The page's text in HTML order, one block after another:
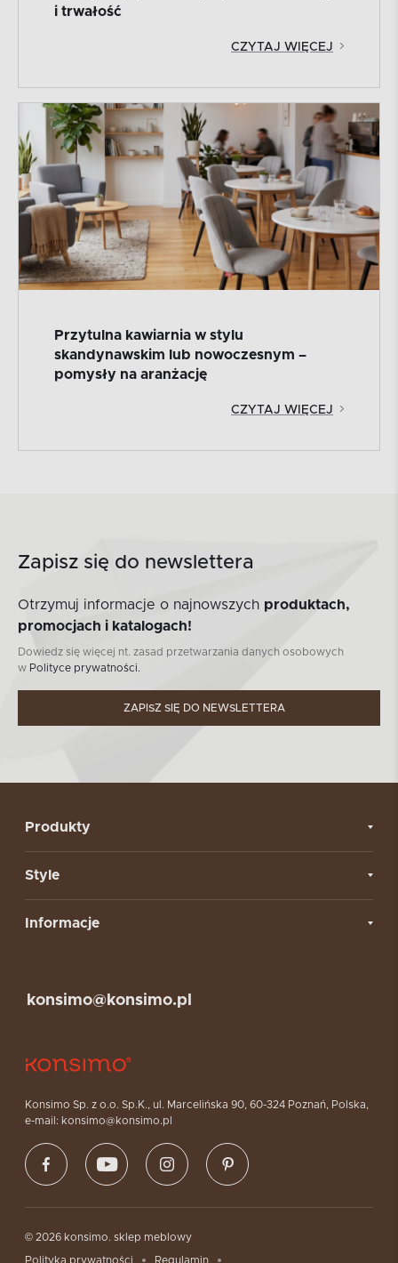
i trwałość
CZYTAJ WIĘCEJ
Przytulna kawiarnia w stylu
skandynawskim lub nowoczesnym –
pomysły na aranżację
CZYTAJ WIĘCEJ
Zapisz się do newslettera
Otrzymuj informacje o najnowszych produktach,
promocjach i katalogach!
Dowiedz się więcej nt. zasad przetwarzania danych osobowych
w Polityce prywatności.
ZAPISZ SIĘ DO NEWSLETTERA
Produkty
Style
Informacje
Konsimo Sp. z o.o. Sp.K., ul. Marcelińska 90, 60-324 Poznań, Polska,
e-mail: konsimo@konsimo.pl
konsimo@konsimo.pl
© 2026 konsimo. sklep meblowy
Polityka prywatności Regulamin